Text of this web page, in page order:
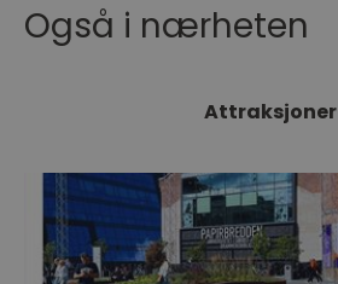
Også i nærheten
Attraksjoner